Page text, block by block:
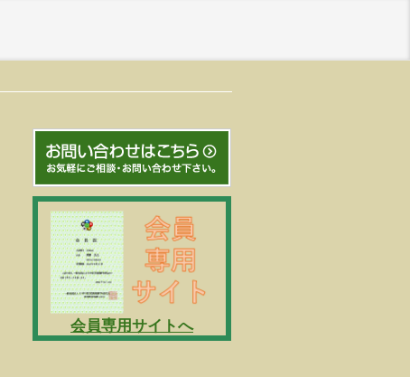
会員専用サイトへ